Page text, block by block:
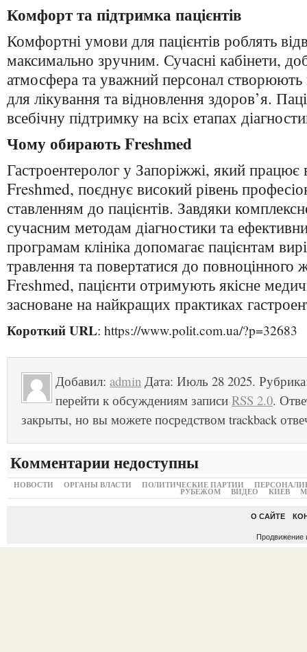
Комфорт та підтримка пацієнтів
Комфортні умови для пацієнтів роблять
максимально зручним. Сучасні кабінети,
атмосфера та уважний персонал
для лікування та відновлення здоров’я.
всебічну підтримку на всіх етапах
Чому обирають Freshmed
Гастроентеролог у Запоріжжі, який
Freshmed, поєднує високий рівень
ставленням до пацієнтів. Завдяки
сучасним методам діагностики та
програмам клініка допомагає пацієнтам
травлення та повертатися до
Freshmed, пацієнти отримують якісне
засноване на найкращих практиках
Короткий URL: https://www.polit.com.ua/?p=32683
Добавил: admin Дата: Июль 28 2025.
перейти к обсуждениям записи RSS 2.0.
закрыты, но вы можете посредством trackback
Комментарии недоступны
НОВОСТИ ОРГАНЫ ВЛАСТИ ПОЛИТИЧЕСКИЕ ПАРТИИ
РУБЕЖОМ ВИДЕО КИЕВ
О САЙТЕ
Продвижение